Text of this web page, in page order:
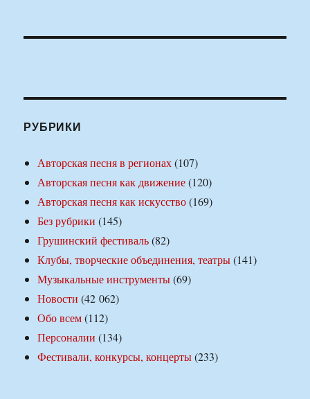
РУБРИКИ
Авторская песня в регионах(107)
Авторская песня как движение(120)
Авторская песня как искусство(169)
Без рубрики (145)
Грушинский фестиваль(82)
Клубы, творческие объединения, театры(141)
Музыкальные инструменты(69)
Новости (42 062)
Обо всем(112)
Персоналии (134)
Фестивали, конкурсы, концерты(233)